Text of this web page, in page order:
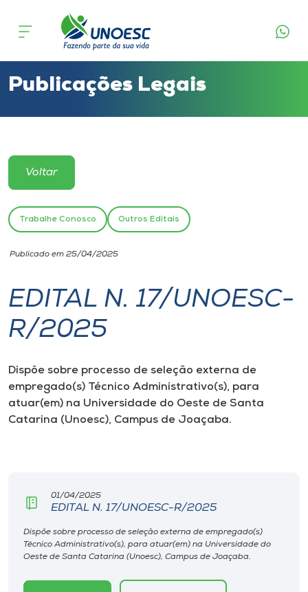
Cursos
Atendimento ao Estudante
Portal de Ensino
Unoesc
Internacionalização
I.nova
Diplomados
Cultura
Biblioteca
Editora
Rádio
Publicações Legais
Voltar
Trabalhe Conosco Outros Editais
Publicado em 25/04/2025
EDITAL N. 17/UNOESC-
R/2025
Dispõe sobre processo de seleção externa de
empregado(s) Técnico Administrativo(s), para
atuar(em) na Universidade do Oeste de Santa
Catarina (Unoesc), Campus de Joaçaba.
01/04/2025
EDITAL N. 17/UNOESC-R/2025
Dispõe sobre processo de seleção externa de empregado(s)
Técnico Administrativo(s), para atuar(em) na Universidade do
Oeste de Santa Catarina (Unoesc), Campus de Joaçaba.